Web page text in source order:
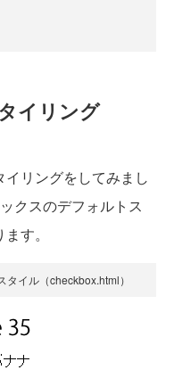
イリング
リングをしてみまし
クスのデフォルトス
す。
イル（checkbox.html）